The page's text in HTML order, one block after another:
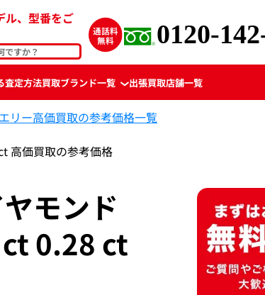
ル、型番をご
0120-
査定方法買取ブランド一覧 出張買取店舗一覧
リー高価買取の参考価格一覧
高価買取の参考価格
モンド
0.28 ct